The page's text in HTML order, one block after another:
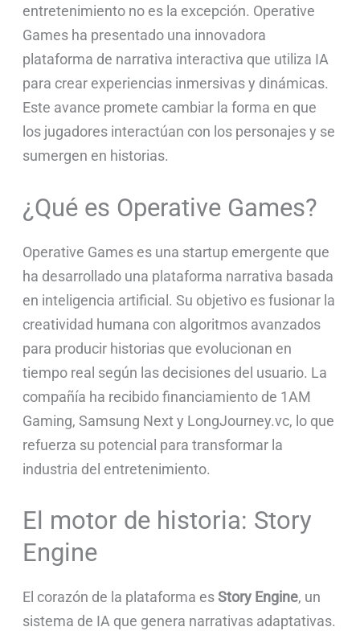
entretenimiento no es la excepción. Operative
Games ha presentado una innovadora
plataforma de narrativa interactiva que utiliza IA
para crear experiencias inmersivas y dinámicas.
Este avance promete cambiar la forma en que
los jugadores interactúan con los personajes y se
sumergen en historias.
¿Qué es Operative Games?
Operative Games es una startup emergente que
ha desarrollado una plataforma narrativa basada
en inteligencia artificial. Su objetivo es fusionar la
creatividad humana con algoritmos avanzados
para producir historias que evolucionan en
tiempo real según las decisiones del usuario. La
compañía ha recibido financiamiento de 1AM
Gaming, Samsung Next y LongJourney.vc, lo que
refuerza su potencial para transformar la
industria del entretenimiento.
El motor de historia: Story
Engine
El corazón de la plataforma esStory Engine, un
sistema de IA que genera narrativas adaptativas.